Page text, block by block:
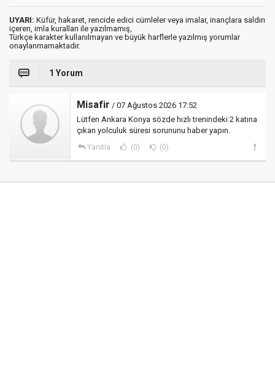
UYARI: Küfür, hakaret, rencide edici cümleler veya imalar, inançlara saldırı
içeren, imla kuralları ile yazılmamış,
Türkçe karakter kullanılmayan ve büyük harflerle yazılmış yorumlar
onaylanmamaktadır.
1 Yorum
Misafir / 07 Ağustos 2026 17:52
Lütfen Ankara Konya sözde hızlı trenindeki 2 katına
çıkan yolculuk süresi sorununu haber yapın.
Yanıtla (0) (0)